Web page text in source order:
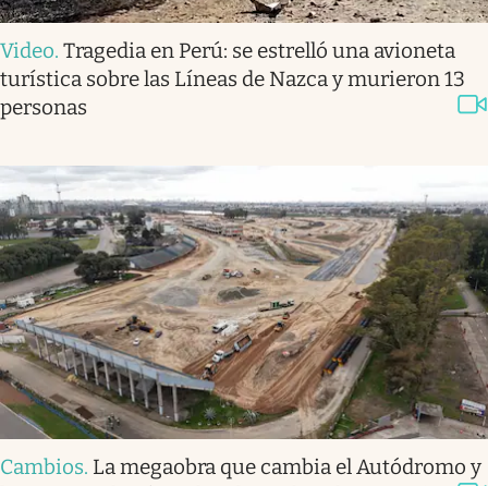
Video. Tragedia en Perú: se estrelló una avioneta
turística sobre las Líneas de Nazca y murieron 13
personas
Cambios. La megaobra que cambia el Autódromo y